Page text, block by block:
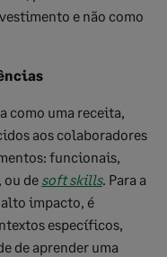
e não como
como uma receita,
aos colaboradores
funcionais,
ou de soft skills. Para a
impacto, é
específicos,
de aprender uma